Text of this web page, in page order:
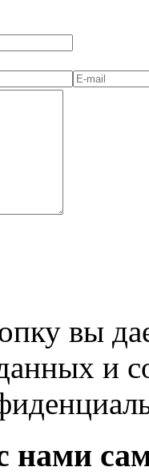
вы
и
нами